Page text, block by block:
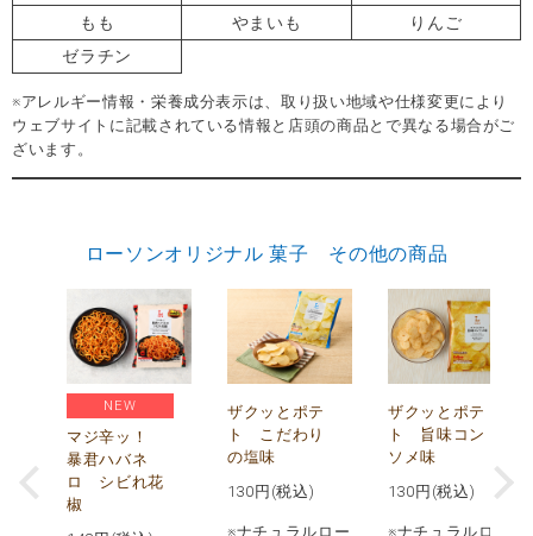
もも
やまいも
りんご
ゼラチン
※アレルギー情報・栄養成分表示は、取り扱い地域や仕様変更により
ウェブサイトに記載されている情報と店頭の商品とで異なる場合がご
ざいます。
ローソンオリジナル 菓子 その他の商品
NEW
マジ辛ッ！
暴君ハバネ
ロ シビれ花
椒
ザクッとポテ
ト こだわり
の塩味
130 円(税込)
※ナチュラルロー
ザクッとポテ
ト 旨味コン
ソメ味
130 円(税込)
※ナチュラルロー